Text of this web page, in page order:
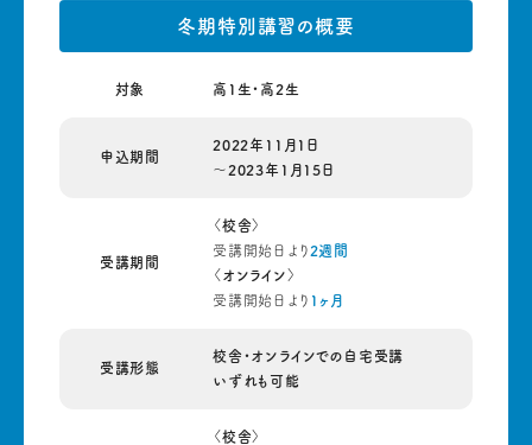
冬期特別講習の概要
対象 高1生・高2生
申込期間
2022年11月1日
〜2023年1月15日
受講期間
〈校 舎〉
受講開始日より 2週間
〈オンライン〉
受講開始日より 1ヶ月
受講形態
校舎・オンラインでの自宅受講
いずれも可能
〈校 舎〉